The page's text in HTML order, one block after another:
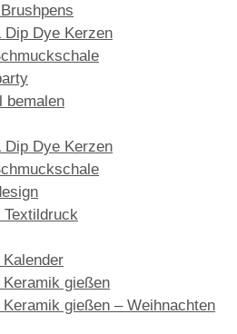
Dip Dye Kerzen
bemalen
Dip Dye Kerzen
Textildruck
gießen
gießen – Weihnachten